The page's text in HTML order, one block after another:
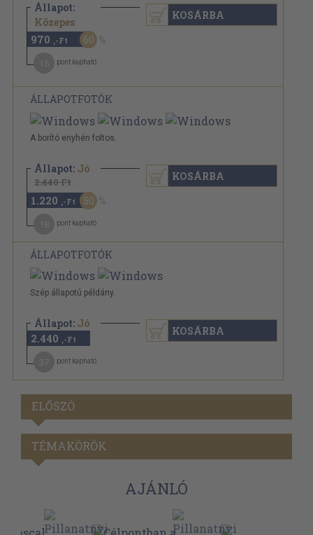
Állapot:
Közepes
2.440 Ft
970 ,-Ft 60
pont kapható
KOSÁRBA
ÁLLAPOTFOTÓK
A borító enyhén foltos.
Állapot: Jó
2.440 Ft
1.220 ,-Ft 50
pont kapható
KOSÁRBA
ÁLLAPOTFOTÓK
Szép állapotú példány.
Állapot: Jó
2.440 ,-Ft
pont kapható
KOSÁRBA
ELŐSZÓ
TÉMAKÖRÖK
AJÁNLÓ